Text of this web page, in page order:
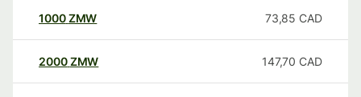
1000ZMW 73,85 CAD
2000ZMW 147,70 CAD